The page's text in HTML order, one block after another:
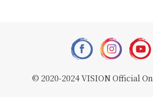
© 2020-2024 VISION Official